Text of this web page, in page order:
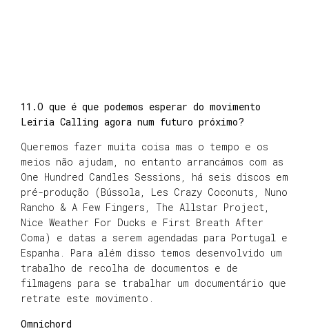
11.O que é que podemos esperar do movimento
Leiria Calling agora num futuro próximo?
Queremos fazer muita coisa mas o tempo e os
meios não ajudam, no entanto arrancámos com as
One Hundred Candles Sessions, há seis discos em
pré-produção (Bússola, Les Crazy Coconuts, Nuno
Rancho & A Few Fingers, The Allstar Project,
Nice Weather For Ducks e First Breath After
Coma) e datas a serem agendadas para Portugal e
Espanha. Para além disso temos desenvolvido um
trabalho de recolha de documentos e de
filmagens para se trabalhar um documentário que
retrate este movimento.
Omnichord